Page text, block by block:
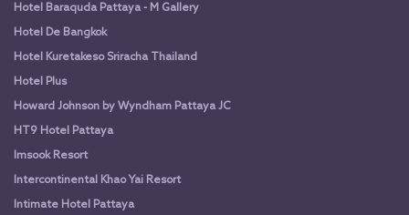
Hotel Baraquda Pattaya - M Gallery
Hotel De Bangkok
Hotel Kuretakeso Sriracha Thailand
Hotel Plus
Howard Johnson by Wyndham Pattaya JC
HT9 Hotel Pattaya
Imsook Resort
Intercontinental Khao Yai Resort
Intimate Hotel Pattaya